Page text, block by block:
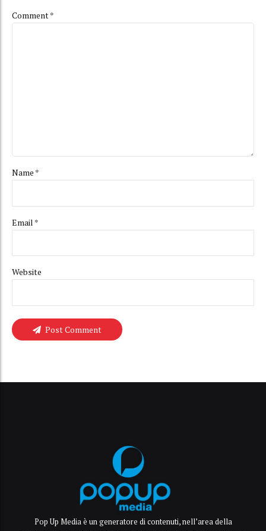
Comment*
Name *
Email *
Website
Post Comment
Pop Up Media è un generatore di contenuti, nell’area della